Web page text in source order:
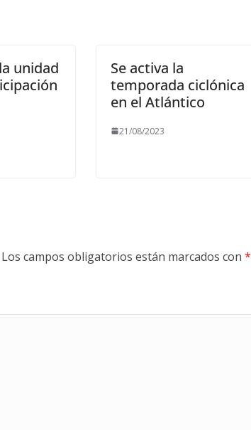
unidad
Se activa la
temporada ciclónica
en el Atlántico
21/08/2023
Los campos obligatorios están marcados con *